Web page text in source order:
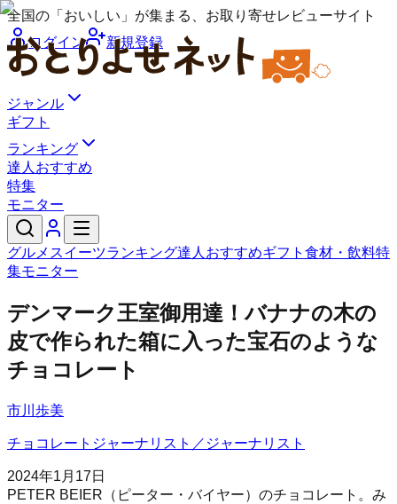
全国の「おいしい」が集まる、お取り寄せレビューサイト
ログイン
新規登録
ジャンル
ギフト
ランキング
達人おすすめ
特集
モニター
グルメ スイーツランキング達人おすすめギフト 食材・飲料特
集モニター
デンマーク王室御用達！バナナの木の
皮で作られた箱に入った宝石のような
チョコレート
市川歩美
チョコレートジャーナリスト／ジャーナリスト
2024年1月17日
PETER BEIER（ピーター・バイヤー）のチョコレート。み